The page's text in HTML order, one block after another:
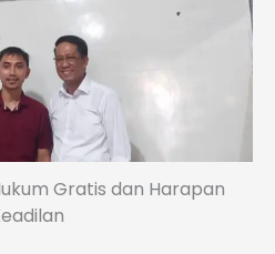
Gratis dan Harapan